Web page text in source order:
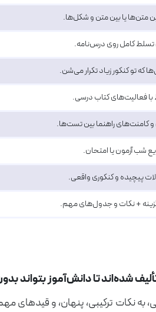
متن‌ها یا بین متن و شکل‌ها.
تسلط کامل روی درس‌نامه.
تو کنکور زیاد تکرار می‌شن.
با فعالیت‌های کتاب درسی.
کامنت‌های راهنما بین تست‌ها.
شب آزمون یا امتحان.
پیچیده و کنکوری واقعی.
+ نکات و جدول‌های مهم.
تا دانش‌آموز بتواند بدون
نکات ترکیبی، پنهان، و قیدهای